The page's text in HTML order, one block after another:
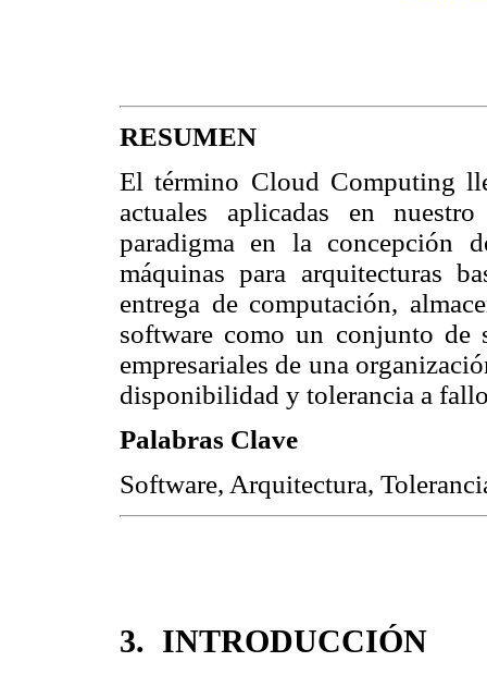
RESUMEN
El término Cloud Computing
actuales aplicadas en
paradigma en la concepción
máquinas para arquitecturas
entrega de computación,
software como un conjunto de
empresariales de una
disponibilidad y tolerancia a
Palabras Clave
Software, Arquitectura,
3. INTRODUCCIÓN